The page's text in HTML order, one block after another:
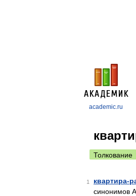
academic.ru
Толкование
1 квартира-
синонимов